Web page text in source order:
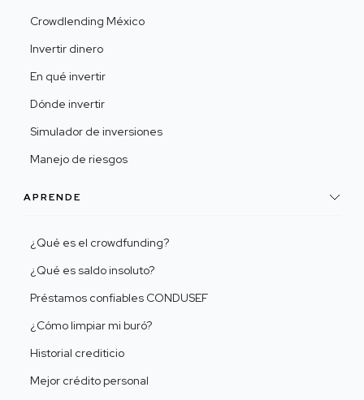
Crowdlending México
Invertir dinero
En qué invertir
Dónde invertir
Simulador de inversiones
Manejo de riesgos
APRENDE
¿Qué es el crowdfunding?
¿Qué es saldo insoluto?
Préstamos confiables CONDUSEF
¿Cómo limpiar mi buró?
Historial crediticio
Mejor crédito personal